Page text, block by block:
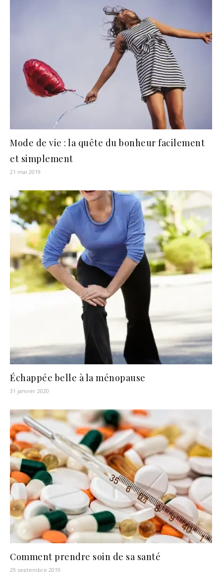
Mode de vie : la quête du bonheur facilement
et simplement
21 mai 2019
Échappée belle à la ménopause
31 janvier 2020
Comment prendre soin de sa santé
29 septembre 2019